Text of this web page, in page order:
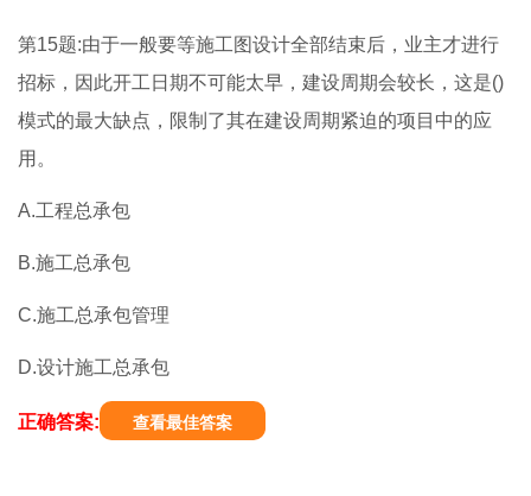
第15题:由于一般要等施工图设计全部结束后，业主才进行
招标，因此开工日期不可能太早，建设周期会较长，这是()
模式的最大缺点，限制了其在建设周期紧迫的项目中的应
用。
A.工程总承包
B.施工总承包
C.施工总承包管理
D.设计施工总承包
正确答案: 查看最佳答案